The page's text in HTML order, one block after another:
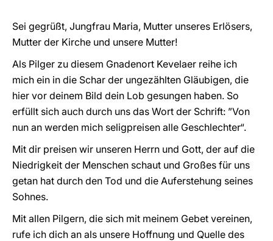
Sei gegrüßt, Jungfrau Maria, Mutter unseres Erlösers,
Mutter der Kirche und unsere Mutter!
Als Pilger zu diesem Gnadenort Kevelaer reihe ich
mich ein in die Schar der ungezählten Gläubigen, die
hier vor deinem Bild dein Lob gesungen haben. So
erfüllt sich auch durch uns das Wort der Schrift: ”Von
nun an werden mich seligpreisen alle Geschlechter“.
Mit dir preisen wir unseren Herrn und Gott, der auf die
Niedrigkeit der Menschen schaut und Großes für uns
getan hat durch den Tod und die Auferstehung seines
Sohnes.
Mit allen Pilgern, die sich mit meinem Gebet vereinen,
rufe ich dich an als unsere Hoffnung und Quelle des